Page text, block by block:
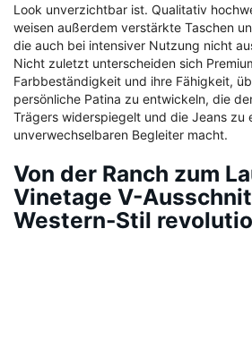
Look unverzichtbar ist. Qualitativ
weisen außerdem verstärkte Taschen
die auch bei intensiver Nutzung nicht
Nicht zuletzt unterscheiden sich
Farbbeständigkeit und ihre Fähigkeit,
persönliche Patina zu entwickeln, die
Trägers widerspiegelt und die Jeans zu
unverwechselbaren Begleiter macht.
Von der Ranch zum
Vinetage V-
Western-Stil